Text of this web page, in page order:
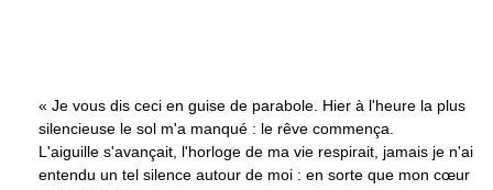
« Je vous dis ceci en guise de parabole. Hier à l'heure la plus
silencieuse le sol m'a manqué : le rêve commença.
L'aiguille s'avançait, l'horloge de ma vie respirait, jamais je n'ai
entendu un tel silence autour de moi : en sorte que mon cœur